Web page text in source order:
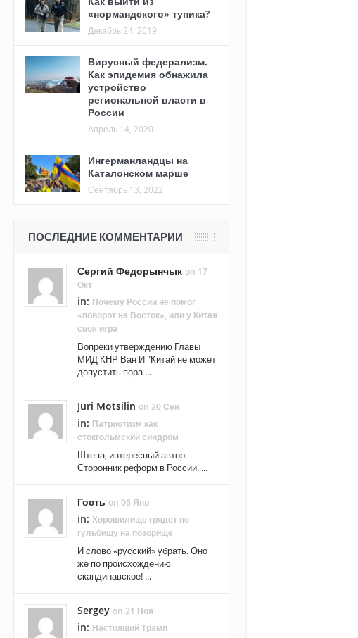
«нормандского» тупика?
Декабрь 24, 2019
Вирусный федерализм.
Как эпидемия обнажила
устройство
региональной власти в
России
Апрель 14, 2020
Ингерманландцы на
Каталонском марше
Сентябрь 13, 2022
ПОСЛЕДНИЕ КОММЕНТАРИИ
Сергий Федорынчык on 17
Окт
in: Почему России не помог
«поворот на Восток», или у Китая
своя игра
Вопреки утверждению Главы
МИД КНР Ван И "Китай не может
допустить пора ...
Juri Motsilin on 20 Сен
in: Патриотизм как
стокгольмский синдром
Штепа, интересный автор.
Сторонник реформ в России. ...
Гость on 06 Янв
in: Хорошилище грядет по
гульбищу на позорище
И слово «русский» убрать. Оно
же по происхождению
скандинавское! ...
Sergey on 21 Ноя
in: Настоящий Трамп